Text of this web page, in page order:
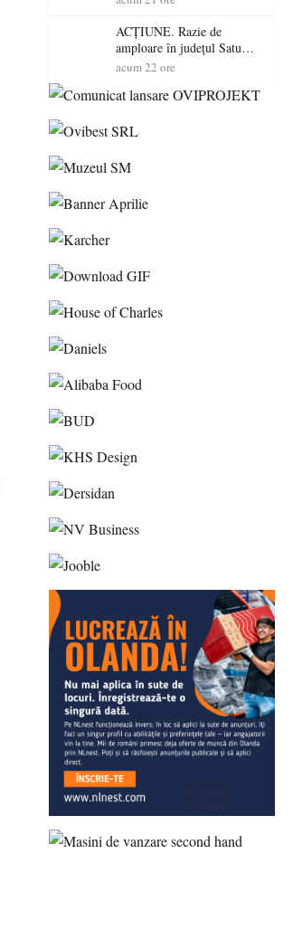
RTP?
ACȚIUNE. Razie de
amploare în județul Satu
Mare! Polițiștii au dat sute
șoferi fără permis într-o
acum 22 ore